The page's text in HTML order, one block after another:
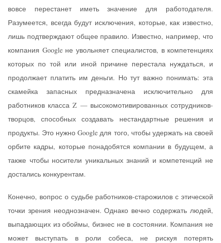
вовсе перестанет иметь значение для работодателя.
Разумеется, всегда будут исключения, которые, как известно,
лишь подтверждают общее правило. Известно, например, что
компания Google не увольняет специалистов, в компетенциях
которых по той или иной причине перестала нуждаться, и
продолжает платить им деньги. Но тут важно понимать: эта
скамейка запасных предназначена исключительно для
работников класса Z — высокомотивированных сотрудников-
творцов, способных создавать нестандартные решения и
продукты. Это нужно Google для того, чтобы удержать на своей
орбите кадры, которые понадобятся компании в будущем, а
также чтобы носители уникальных знаний и компетенций не
достались конкурентам.
Конечно, вопрос о судьбе работников-старожилов с этической
точки зрения неоднозначен. Однако вечно содержать людей,
выпадающих из обоймы, бизнес не в состоянии. Компания не
может выступать в роли собеса, не рискуя потерять